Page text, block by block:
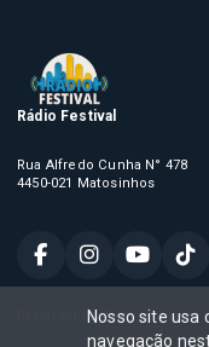
Rádio Festival
Rua Alfredo Cunha N° 478
4450-021 Matosinhos
Rádio Festival, Todos os direitos
Nosso site usa
navegação